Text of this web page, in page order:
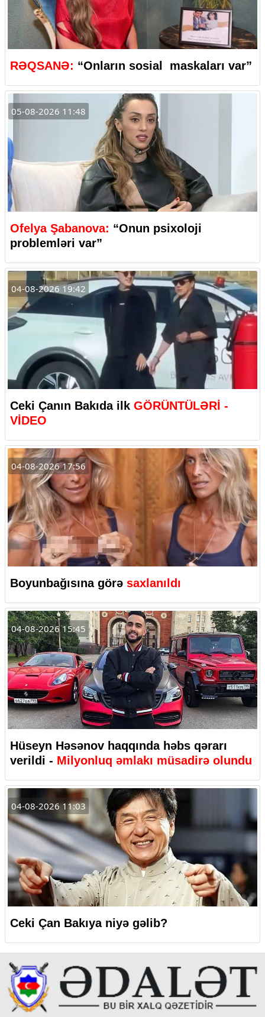
RƏQSANƏ: “Onların sosial maskaları var”
05-08-2026 11:48
Ofelya Şabanova: “Onun psixoloji
problemləri var”
04-08-2026 19:42
Ceki Çanın Bakıda ilk GÖRÜNTÜLƏRİ -
VİDEO
04-08-2026 17:56
Boyunbağısına görə saxlanıldı
04-08-2026 15:45
Hüseyn Həsənov haqqında həbs qərarı
verildi - Milyonluq əmlakı müsadirə olundu
04-08-2026 11:03
Ceki Çan Bakıya niyə gəlib?